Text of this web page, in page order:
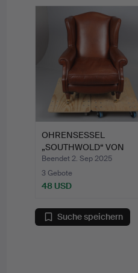
OHRENSESSEL
„SOUTHWOLD“ VON
LAURA ASHLEY A…
Beendet 2. Sep 2025
3 Gebote
48 USD
Suche speichern